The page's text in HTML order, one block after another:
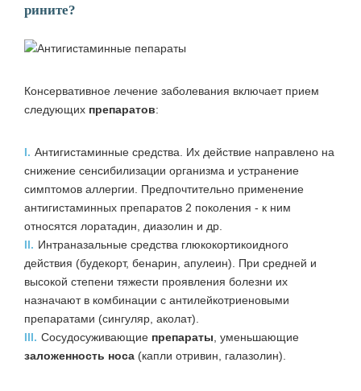
рините?
Консервативное лечение заболевания включает прием
следующих препаратов:
I. Антигистаминные средства. Их действие направлено на
снижение сенсибилизации организма и устранение
симптомов аллергии. Предпочтительно применение
антигистаминных препаратов 2 поколения - к ним
относятся лоратадин, диазолин и др.
II. Интраназальные средства глюкокортикоидного
действия (будекорт, бенарин, апулеин). При средней и
высокой степени тяжести проявления болезни их
назначают в комбинации с антилейкотриеновыми
препаратами (сингуляр, аколат).
III. Сосудосуживающие препараты , уменьшающие
заложенность носа (капли отривин, галазолин).